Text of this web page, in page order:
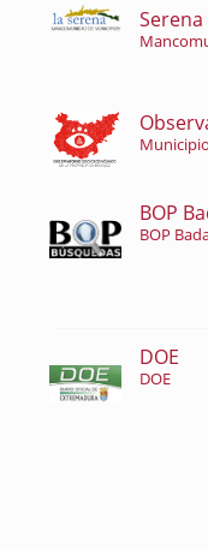
Serena
BOP
BOP
DOE
DOE